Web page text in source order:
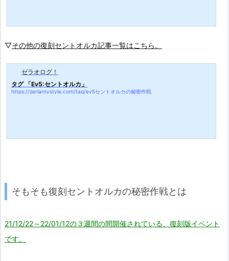
▽その他の復刻セントオルカ記事一覧はこちら。
ゼラオログ！
タグ 「Ev5:セントオルカ」
https://zerlarnystyle.com/tag/ev5セントオルカの秘密作戦
そもそも復刻セントオルカの秘密作戦とは
21/12/22～22/01/12の３週間の間開催されている、復刻版イベント
です。